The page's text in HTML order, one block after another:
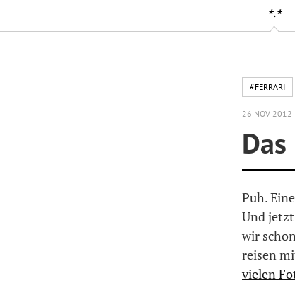
*.*
#FERRARI
26 NOV 2012
Puh.
Und jetzt
wir
reisen
vielen